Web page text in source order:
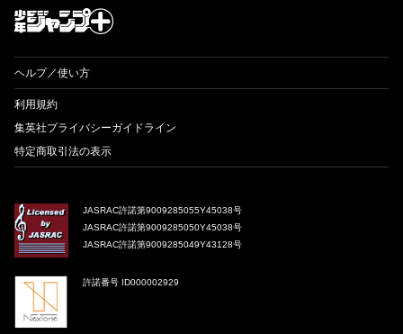
ヘルプ／使い方
利用規約
集英社プライバシーガイドライン
特定商取引法の表示
JASRAC許諾第9009285055Y45038号
JASRAC許諾第9009285050Y45038号
JASRAC許諾第9009285049Y43128号
許諾番号 ID000002929